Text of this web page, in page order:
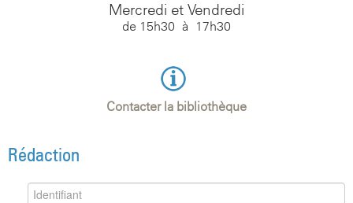
Mercredi et Vendredi
de 15h30 à 17h30
Contacter la bibliothèque
Rédaction